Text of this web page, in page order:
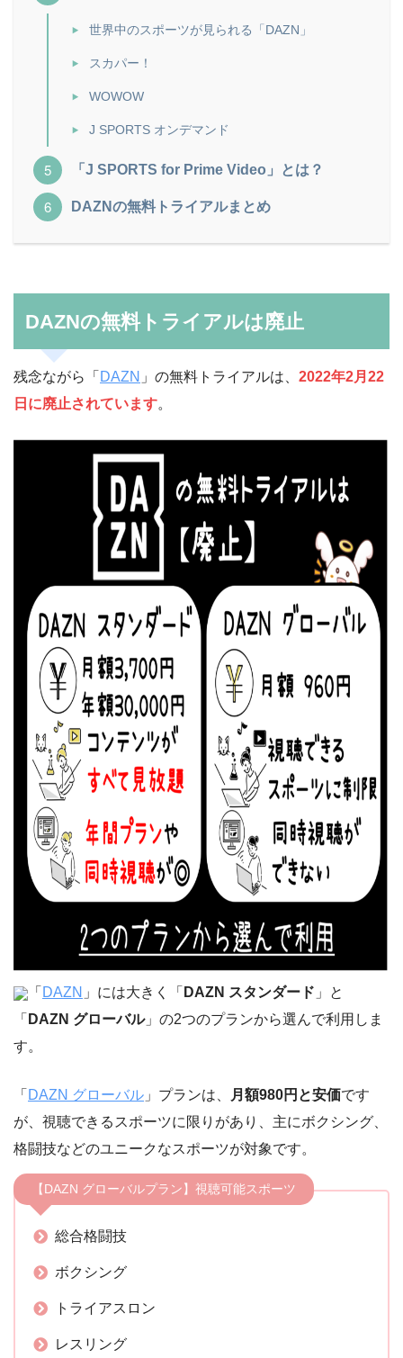
世界中のスポーツが見られる「DAZN」
スカパー！
WOWOW
J SPORTS オンデマンド
「J SPORTS for Prime Video」とは？
DAZNの無料トライアルまとめ
DAZNの無料トライアルは廃止
残念ながら「 DAZN 」の無料トライアルは、 2022年2月22
日に廃止されています。
「 DAZN 」には大きく「 DAZN スタンダード 」と
「 DAZN グローバル」の2つのプランから選んで利用しま
す。
「 DAZN グローバル 」プランは、 月額980円と安価です
が、視聴できるスポーツに限りがあり、主にボクシング、
格闘技などのユニークなスポーツが対象です。
【DAZN グローバルプラン】視聴可能スポーツ
総合格闘技
ボクシング
トライアスロン
レスリング